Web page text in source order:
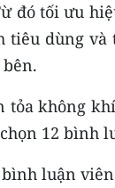
đó tối ưu
tiêu dùng và
bên.
tỏa không
12 bình
luận